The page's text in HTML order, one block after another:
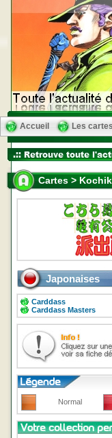
Accueil Les cartes
Cartes >
Japonaises
Carddass
Carddass Masters
Normal